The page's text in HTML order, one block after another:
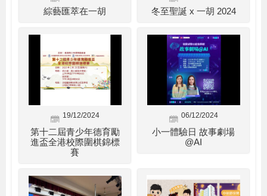
綜藝匯萃在一胡 冬至聖誕 x 一胡 2024
19/12/2024
第十二屆青少年德育勵
進盃全港校際圍棋錦標
賽
06/12/2024
小一體驗日 故事劇場
@AI